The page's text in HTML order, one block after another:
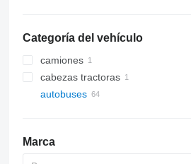
Categoría del vehículo
camiones
cabezas tractoras
autobuses
Marca